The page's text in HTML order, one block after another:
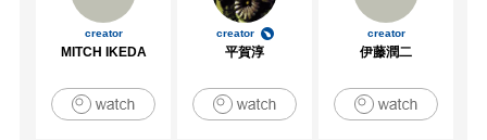
creator
MITCH IKEDA
creator
平賀淳
creator
伊藤潤二